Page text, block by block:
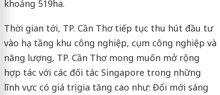
khoảng 519ha.
Thời gian tới, TP. Cần Thơ tiếp tục thu hút đầu tư
vào hạ tầng khu công nghiệp, cụm công nghiệp và
năng lượng, TP. Cần Thơ mong muốn mở rộng
hợp tác với các đối tác Singapore trong những
lĩnh vực có giá trị gia tăng cao như: Đổi mới sáng